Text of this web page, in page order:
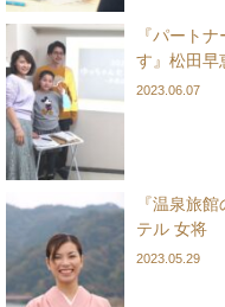
『パート
す』松田
2023.06.07
『温泉旅
テル 女将
2023.05.29